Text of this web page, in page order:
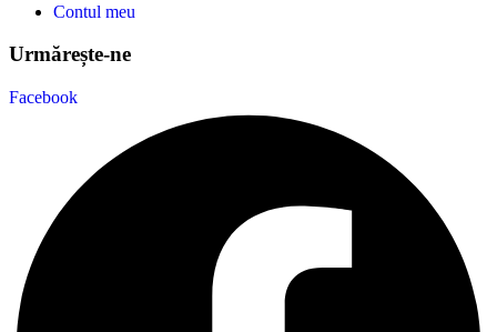
Contul meu
Urmărește-ne
Facebook